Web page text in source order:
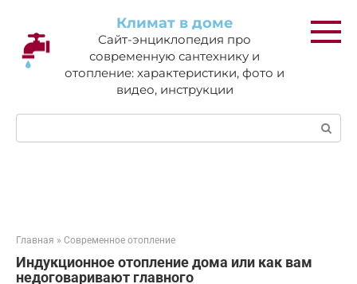
контенту
Климат в доме
Сайт-энциклопедия про
современную сантехнику и
отопление: характеристики, фото и
видео, инструкции
Поиск:
Главная » Современное отопление
Индукционное отопление дома или как вам
недоговаривают главного